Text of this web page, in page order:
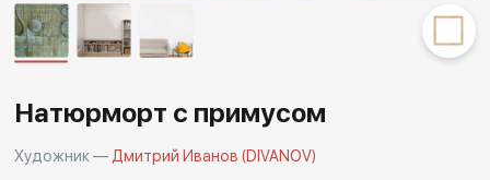
События
Другие проекты
Rakov
baget
Rakov
special
Натюрморт с примусом
Художник — Дмитрий Иванов (DIVANOV)